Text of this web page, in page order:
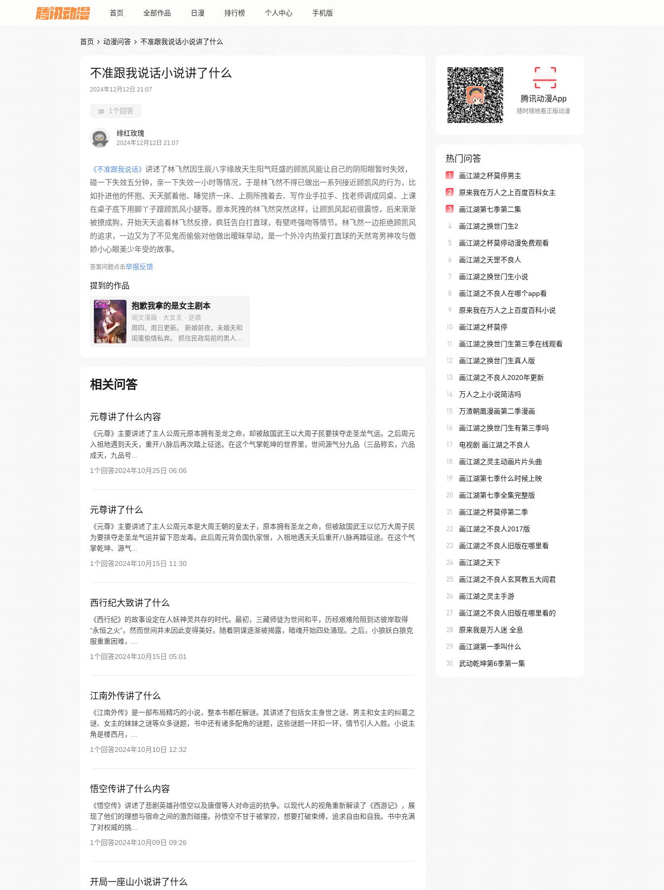
首页 全部作品 日漫 排行榜 个人中心 手机版
首页  动漫问答  不准跟我说话小说讲了什么
不准跟我说话小说讲了什么
2024年12月12日 21:07
1个回答
绯红玫瑰
2024年12月12日 21:07
《不准跟我说话》 讲述了林飞然因生辰八字缘故天生阳气旺盛的顾凯风能让自己的阴阳眼暂时失效，
碰一下失效五分钟，亲一下失效一小时等情况，于是林飞然不得已做出一系列接近顾凯风的行为，比
如扑进他的怀抱、天天腻着他、睡觉挤一床、上厕所拽着去、写作业手拉手、找老师调成同桌、上课
在桌子底下用脚丫子蹭顾凯风小腿等。原本死拽的林飞然突然这样，让顾凯风起初很震惊，后来渐渐
被撩成狗，开始天天追着林飞然反撩，疯狂告白打直球，有壁咚强吻等情节。林飞然一边拒绝顾凯风
的追求，一边又为了不见鬼而偷偷对他做出暧昧举动，是一个外冷内热爱打直球的天然弯男神攻与傲
娇小心眼美少年受的故事。
答案问题点击举报反馈
提到的作品
抱歉我拿的是女主剧本
阅文漫画 · 大女主 · 逆袭
周四、周日更新。 新婚前夜，未婚夫和
闺蜜偷情私奔。 抓住民政局前的男人：
后：“不试试看，怎么知道？” 渣男、绿
茶、黑粉、对家来一个她撕一个，且看
相关问答
元尊讲了什么内容
《元尊》主要讲述了主人公周元原本拥有圣龙之命，却被敌国武王以大周子民要挟夺走圣龙气运。之后周元
入祖地遇到夭夭，重开八脉后再次踏上征途。在这个气掌乾坤的世界里，世间源气分九品（三品称玄，六品
成天，九品号...
1个回答2024年10月25日 06:06
元尊讲了什么
《元尊》主要讲述了主人公周元本是大周王朝的皇太子，原本拥有圣龙之命，但被敌国武王以亿万大周子民
为要挟夺走圣龙气运并留下怨龙毒。此后周元背负国仇家恨，入祖地遇夭夭后重开八脉再踏征途。在这个气
掌乾坤、源气...
1个回答2024年10月15日 11:30
西行纪大致讲了什么
《西行纪》的故事设定在人妖神灵共存的时代。最初，三藏师徒为世间和平，历经艰难险阻到达彼岸取得
“永恒之火”，然而世间并未因此变得美好。随着阴谋逐渐被揭露，暗魂开始四处涌现。之后，小狼妖白狼克
服重重困难，...
1个回答2024年10月15日 05:01
江南外传讲了什么
《江南外传》是一部布局精巧的小说，整本书都在解谜。其讲述了包括女主身世之谜、男主和女主的纠葛之
谜、女主的妹妹之谜等众多谜题，书中还有诸多配角的谜题，这些谜题一环扣一环，情节引人入胜。小说主
角是楼西月，...
1个回答2024年10月10日 12:32
悟空传讲了什么内容
《悟空传》讲述了悲剧英雄孙悟空以及唐僧等人对命运的抗争。以现代人的视角重新解读了《西游记》，展
现了他们的理想与宿命之间的激烈碰撞。孙悟空不甘于被掌控，想要打破束缚，追求自由和自我。书中充满
了对权威的挑...
1个回答2024年10月09日 09:26
开局一座山小说讲了什么
腾讯动漫App
随时随地看正版动漫
热门问答
1 画江湖之杯莫停男主
2 原来我在万人之上百度百科女主
3 画江湖第七季第二集
4 画江湖之换世门生2
5 画江湖之杯莫停动漫免费观看
6 画江湖之天罡不良人
7 画江湖之换世门生小说
8 画江湖之不良人在哪个app看
9 原来我在万人之上百度百科小说
10 画江湖之杯莫停
11 画江湖之换世门生第三季在线观看
12 画江湖之换世门生真人版
13 画江湖之不良人2020年更新
14 万人之上小说简洁吗
15 万渣朝凰漫画第二季漫画
16 画江湖之换世门生有第三季吗
17 电视剧 画江湖之不良人
18 画江湖之灵主动画片片头曲
19 画江湖第七季什么时候上映
20 画江湖第七季全集完整版
21 画江湖之杯莫停第二季
22 画江湖之不良人2017版
23 画江湖之不良人旧版在哪里看
24 画江湖之天下
25 画江湖之不良人玄冥教五大阎君
26 画江湖之灵主手游
27 画江湖之不良人旧版在哪里看的
28 原来我是万人迷 全息
29 画江湖第一季叫什么
30 武动乾坤第6季第一集